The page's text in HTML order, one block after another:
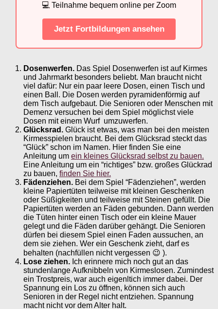
💻 Teilnahme bequem online per Zoom
Jetzt Fortbildungen ansehen
Dosenwerfen. Das Spiel Dosenwerfen ist auf Kirmes
und Jahrmarkt besonders beliebt. Man braucht nicht
viel dafür: Nur ein paar leere Dosen, einen Tisch und
einen Ball. Die Dosen werden pyramidenförmig auf
dem Tisch aufgebaut. Die Senioren oder Menschen mit
Demenz versuchen bei dem Spiel möglichst viele
Dosen mit einem Wurf umzuwerfen.
Glücksrad. Glück ist etwas, was man bei den meisten
Kirmesspielen braucht. Bei dem Glücksrad steckt das
“Glück” schon im Namen. Hier finden Sie eine
Anleitung um ein kleines Glücksrad selbst zu bauen.
Eine Anleitung um ein “richtiges” bzw. großes Glückrad
zu bauen, finden Sie hier.
Fädenziehen. Bei dem Spiel “Fädenziehen”, werden
kleine Papiertüten teilweise mit kleinen Geschenken
oder Süßigkeiten und teilweise mit Steinen gefüllt. Die
Papiertüten werden an Fäden gebunden. Dann werden
die Tüten hinter einen Tisch oder ein kleine Mauer
gelegt und die Fäden darüber gehängt. Die Senioren
dürfen bei diesem Spiel einen Faden aussuchen, an
dem sie ziehen. Wer ein Geschenk zieht, darf es
behalten (nachfüllen nicht vergessen 😉 ).
Lose ziehen. Ich erinnere mich noch gut an das
stundenlange Aufknibbeln von Kirmeslosen. Zumindest
ein Trostpreis, war auch eigenltich immer dabei. Der
Spannung ein Los zu öffnen, können sich auch
Senioren in der Regel nicht entziehen. Spannung
macht nicht vor dem Alter halt.